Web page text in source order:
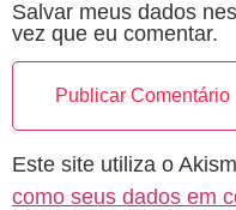
Salvar meus dados
vez que eu comentar.
Este site utiliza o
como seus dados em